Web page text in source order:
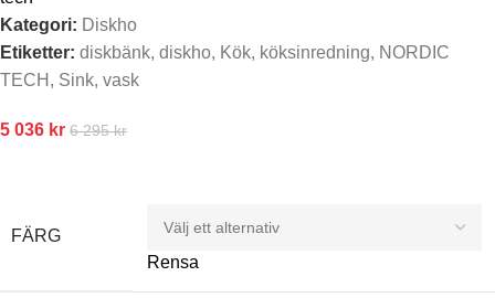
Kategori: Diskho
Etiketter: diskbänk, diskho, Kök, köksinredning, NORDIC
TECH , Sink, vask
5 036 kr 6 295kr
FÄRG
Rensa